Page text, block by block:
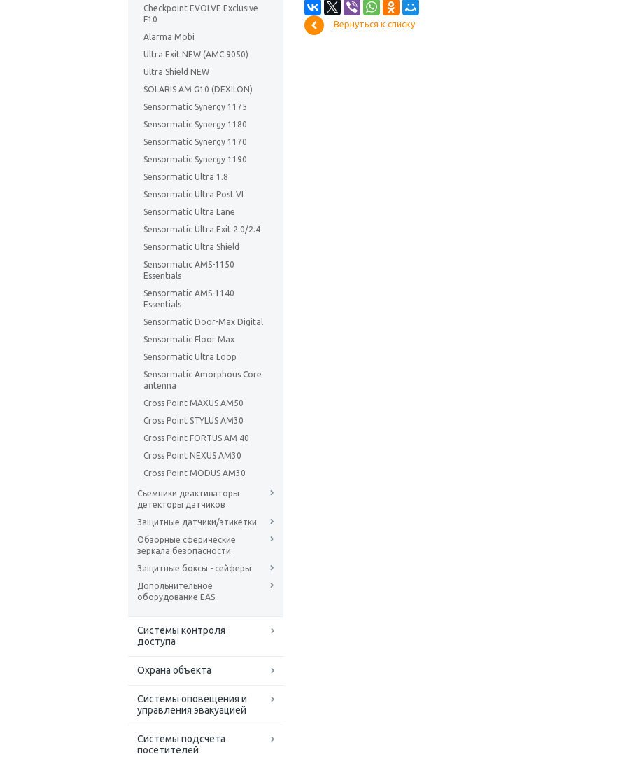
Checkpoint EVOLVE Exclusive
F10
Alarma Mobi
Ultra Exit NEW (AMС 9050)
Ultra Shield NEW
SOLARIS AM G10 (DEXILON)
Sensormatic Synergy 1175
Sensormatic Synergy 1180
Sensormatic Synergy 1170
Sensormatic Synergy 1190
Sensormatic Ultra 1.8
Sensormatic Ultra Post VI
Sensormatic Ultra Lane
Sensormatic Ultra Exit 2.0/2.4
Sensormatic Ultra Shield
Sensormatic AMS-1150
Essentials
Sensormatic AMS-1140
Essentials
Sensormatic Door-Max Digital
Sensormatic Floor Max
Sensormatic Ultra Loop
Sensormatic Amorphous Core
antenna
Cross Point MAXUS AM50
Cross Point STYLUS AM30
Cross Point FORTUS AM 40
Cross Point NEXUS AM30
Cross Point MODUS AM30
Съемники деактиваторы
детекторы датчиков
Защитные датчики/этикетки
Обзорные сферические
зеркала безопасности
Защитные боксы - сейферы
Допольнительное
оборудование EAS
Системы контроля
доступа
Охрана объекта
Системы оповещения и
управления эвакуацией
Системы подсчёта
посетителей
Вернуться к списку